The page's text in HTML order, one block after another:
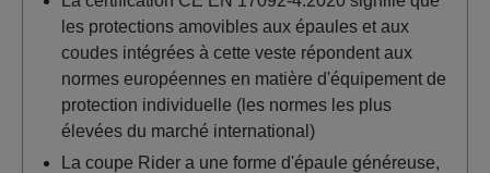
les protections amovibles aux épaules et aux
coudes intégrées à cette veste répondent aux
normes européennes en matière d'équipement de
protection individuelle (les normes les plus
élevées du marché international)
La coupe Rider a une forme d'épaule généreuse,